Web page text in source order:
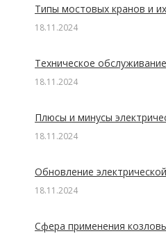
Типы мостовых кранов и
18.11.2024
Техническое
18.11.2024
Плюсы и минусы
18.11.2024
Обновление
18.11.2024
Сфера применения